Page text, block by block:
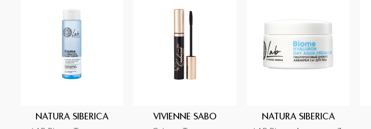
NATURA SIBERICA VIVIENNE SABO NATURA SIBERICA